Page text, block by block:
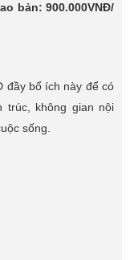
bản: 900.000VNĐ/
đầy bổ ích này để có
trúc, không gian nội
sống.